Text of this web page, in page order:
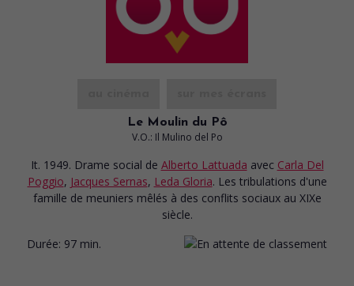
Le Moulin du Pô
V.O.: Il Mulino del Po
It. 1949. Drame social de Alberto Lattuada avec Carla Del
Poggio, Jacques Sernas, Leda Gloria. Les tribulations d'une
famille de meuniers mêlés à des conflits sociaux au XIXe
siècle.
Durée: 97 min.